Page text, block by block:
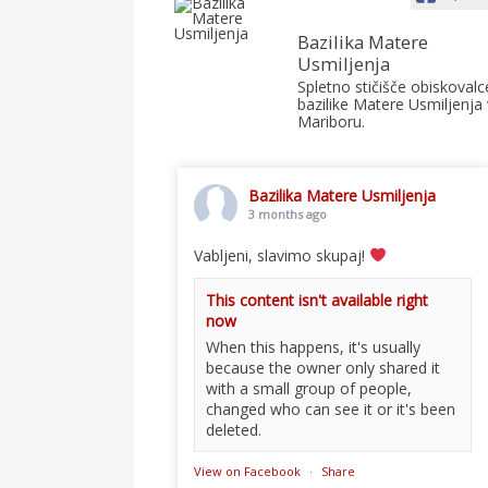
Bazilika Matere
Usmiljenja
Spletno stičišče
bazilike Matere Usmiljenja
Mariboru.
Bazilika Matere Usmiljenja
3 months ago
Vabljeni, slavimo skupaj!
This content isn't available right
now
When this happens, it's usually
because the owner only shared it
with a small group of people,
changed who can see it or it's been
deleted.
View on Facebook · Share